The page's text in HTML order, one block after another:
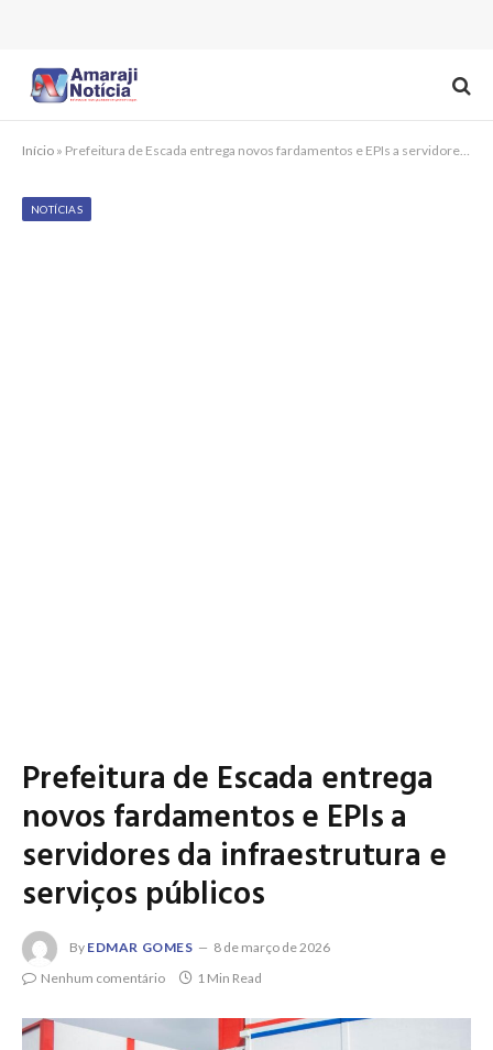
Início » Prefeitura de Escada entrega novos fardamentos e EPIs a servidores da infraestrutura e serviços públicos
NOTÍCIAS
Prefeitura de Escada entrega
novos fardamentos e EPIs a
servidores da infraestrutura e
serviços públicos
By EDMAR GOMES
8 de março de 2026
Nenhum comentário
1 Min Read